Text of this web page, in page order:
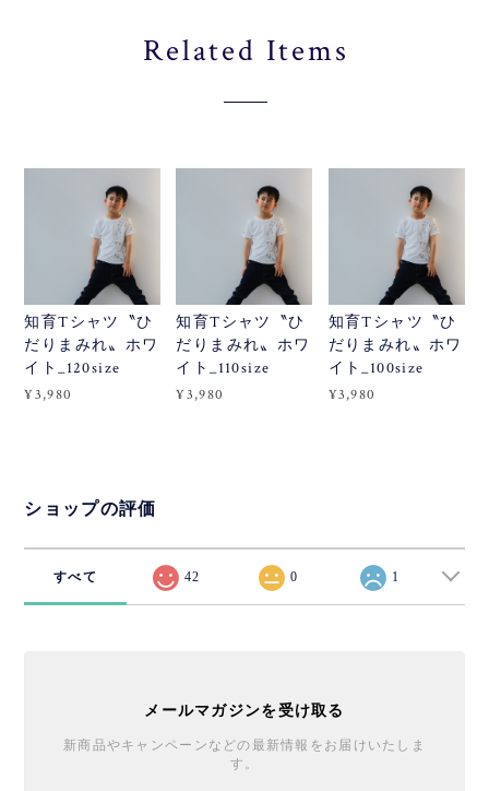
Related Items
知育Tシャツ〝ひ
だりまみれ〟ホワ
イト_120size
¥3,980
知育Tシャツ〝ひ
だりまみれ〟ホワ
イト_110size
¥3,980
知育Tシャツ〝ひ
だりまみれ〟ホワ
イト_100size
¥3,980
ショップの評価
すべて 42 0 1
メールマガジンを受け取る
新商品やキャンペーンなどの最新情報をお届けいたしま
す。